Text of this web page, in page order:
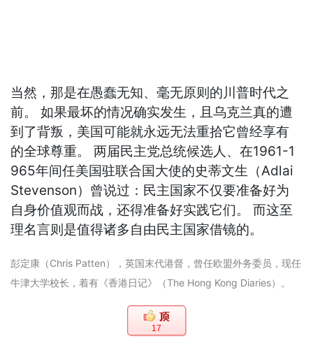
当然，那是在愚蠢无知、毫无原则的川普时代之
前。 如果最坏的情况确实发生，且乌克兰真的遭
到了背叛，美国可能就永远无法重拾它曾经享有
的全球尊重。 两届民主党总统候选人、在1961-1
965年间任美国驻联合国大使的史蒂文生（Adlai
Stevenson）曾说过：民主国家不仅要准备好为
自身价值观而战，还得准备好实践它们。 而这至
理名言则是值得诸多自由民主国家借镜的。
彭定康（Chris Patten），英国末代港督，曾任欧盟外务委员，现任
牛津大学校长，着有《香港日记》（The Hong Kong Diaries）。
17